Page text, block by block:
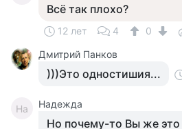
Всё так плохо?
12 лет 4
0
Дмитрий Панков
)))Это одностишия...
На Надежда
Но почему-то Вы же это